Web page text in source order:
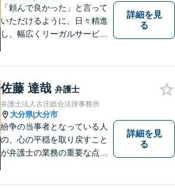
「頼んで良かった」と言って
いただけるように、日々精進
し、幅広くリーガルサービス
詳細を見
る
佐藤 達哉 弁護士
弁護士法人古庄総合法律事務所
大分県|大分市
紛争の当事者となっている人
の、心の平穏を取り戻すこと
が弁護士の業務の重要な点と
詳細を見
る